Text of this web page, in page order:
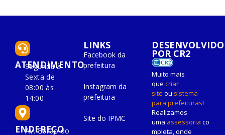
ATENDIMENTO
Segunda à
Sexta de
08:00 às
14:00
ENDEREÇO
Av. Barão do
LINKS
Facebook da
prefeitura
Instagram da
prefeitura
Site do IPMC
DESENVOLVIDO
POR CR2
Muito mais
que criar
site ou sistema
para prefeituras!
Realizamos
uma assessoria co
mpleta, onde